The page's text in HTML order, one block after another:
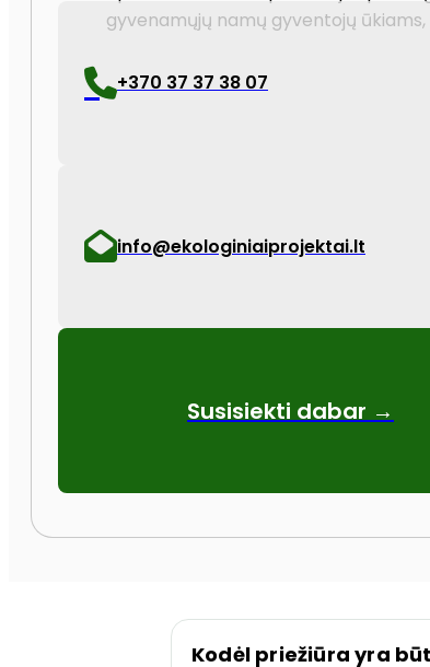
gyvenamųjų namų gyventojų
+370 37 37 38 07
info@ekologiniaiprojektai.lt
Susisiekti dabar →
Kodėl priežiūra yra